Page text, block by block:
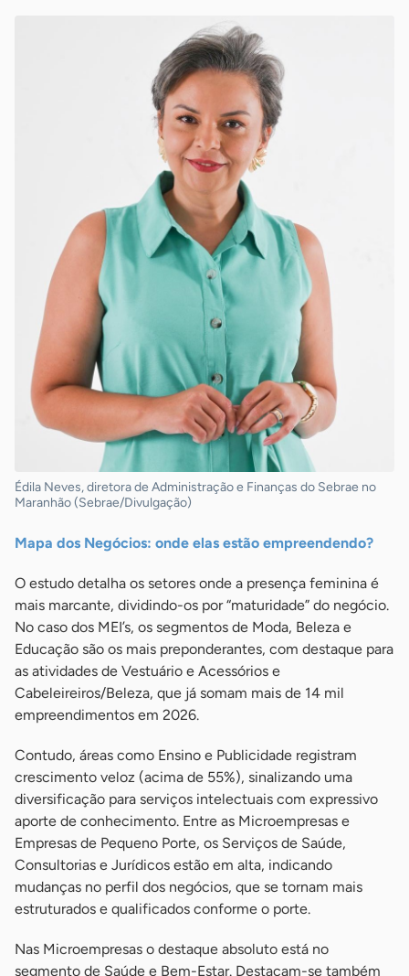
Édila Neves, diretora de Administração e Finanças do Sebrae no
Maranhão (Sebrae/Divulgação)
Mapa dos Negócios: onde elas estão empreendendo?
O estudo detalha os setores onde a presença feminina é
mais marcante, dividindo-os por “maturidade” do negócio.
No caso dos MEI’s, os segmentos de Moda, Beleza e
Educação são os mais preponderantes, com destaque para
as atividades de Vestuário e Acessórios e
Cabeleireiros/Beleza, que já somam mais de 14 mil
empreendimentos em 2026.
Contudo, áreas como Ensino e Publicidade registram
crescimento veloz (acima de 55%), sinalizando uma
diversificação para serviços intelectuais com expressivo
aporte de conhecimento. Entre as Microempresas e
Empresas de Pequeno Porte, os Serviços de Saúde,
Consultorias e Jurídicos estão em alta, indicando
mudanças no perfil dos negócios, que se tornam mais
estruturados e qualificados conforme o porte.
Nas Microempresas o destaque absoluto está no
segmento de Saúde e Bem-Estar. Destacam-se também